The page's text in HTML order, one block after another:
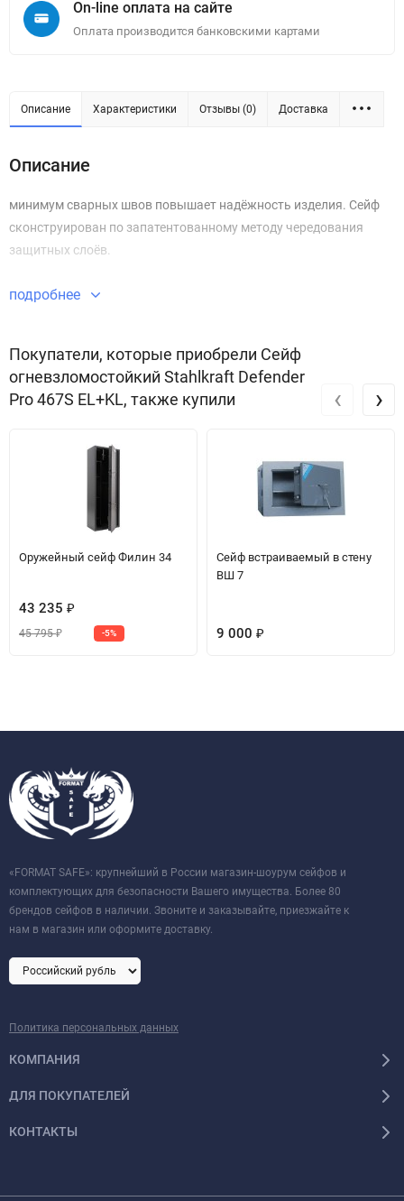
On-line оплата на сайте
Оплата производится банковскими картами
Описание Характеристики Отзывы (0) Доставка
Описание
минимум сварных швов повышает надёжность изделия. Сейф
сконструирован по запатентованному методу чередования
защитных слоёв.
подробнее
Покупатели, которые приобрели Сейф
огневзломостойкий Stahlkraft Defender
Pro 467S EL+KL, также купили
Оружейный сейф Филин 34
43 235 ₽
45 795₽ -5%
Сейф встраиваемый в стену
ВШ 7
9 000 ₽
‹ ›
«FORMAT SAFE»: крупнейший в России магазин-шоурум сейфов и
комплектующих для безопасности Вашего имущества. Более 80
брендов сейфов в наличии. Звоните и заказывайте, приезжайте к
нам в магазин или оформите доставку.
Политика персональных данных
КОМПАНИЯ
ДЛЯ ПОКУПАТЕЛЕЙ
КОНТАКТЫ